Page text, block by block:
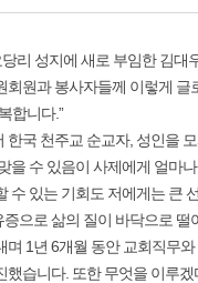
리 성지에 새로 부임한 김대
회원과 봉사자들께 이렇게 글
합니다.”
한국 천주교 순교자, 성인을
을 수 있음이 사제에게 얼마
수 있는 기회도 저에게는 큰
으로 삶의 질이 바닥으로 떨
며 1년 6개월 동안 교회직무
했습니다. 또한 무엇을 이루